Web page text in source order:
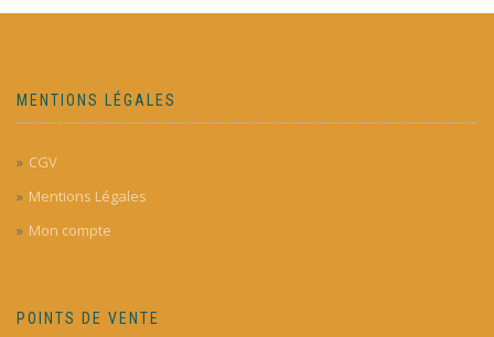
MENTIONS LÉGALES
CGV
Mentions Légales
Mon compte
POINTS DE VENTE